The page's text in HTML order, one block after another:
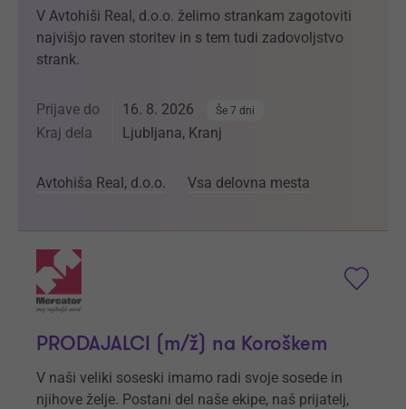
V Avtohiši Real, d.o.o. želimo strankam zagotoviti
najvišjo raven storitev in s tem tudi zadovoljstvo
strank.
Prijave do 16. 8. 2026 Še 7 dni
Kraj dela Ljubljana, Kranj
Avtohiša Real, d.o.o. Vsa delovna mesta
PRODAJALCI (m/ž) na Koroškem
V naši veliki soseski imamo radi svoje sosede in
njihove želje. Postani del naše ekipe, naš prijatelj,